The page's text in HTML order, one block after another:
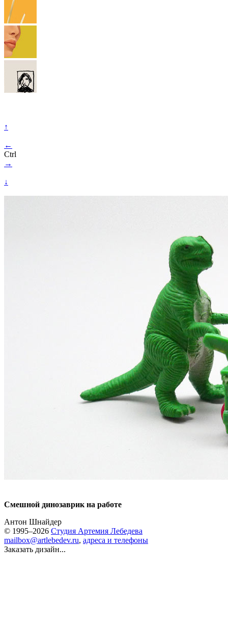
↑
←
Ctrl
→
↓
Смешной динозаврик на работе
Антон Шнайдер
© 1995–2026 Студия Артемия Лебедева
mailbox@artlebedev.ru, адреса и телефоны
Заказать дизайн...